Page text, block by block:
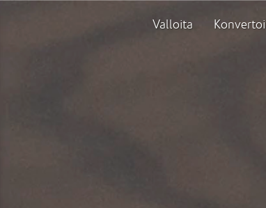
Valloita Konvertoi